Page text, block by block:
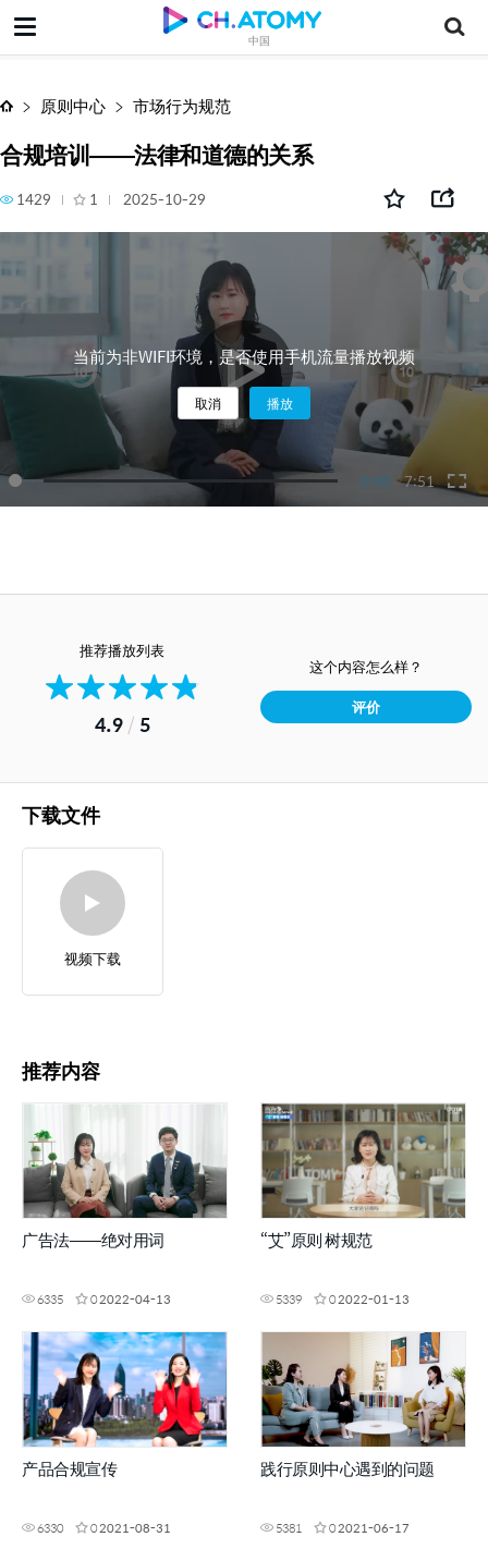
中国
合规培训——法律和道德的关系
原则中心 市场行为规范
合规培训——法律和道德的关系
1429 1 2025-10-29
0:00 7:51
当前为非WIFI环境，是否使用手机流量播放视频
取消 播放
推荐播放列表
4.9/ 5
这个内容怎么样？
评价
下载文件
视频下载
推荐内容
广告法——绝对用词
6335 02022-04-13
“艾”原则 树规范
5339 02022-01-13
产品合规宣传
6330 02021-08-31
践行原则中心遇到的问题
5381 02021-06-17